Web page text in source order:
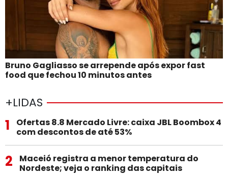
Bruno Gagliasso se arrepende após expor fast
food que fechou 10 minutos antes
+LIDAS
1
Ofertas 8.8 Mercado Livre: caixa JBL Boombox 4
com descontos de até 53%
2
Maceió registra a menor temperatura do
Nordeste; veja o ranking das capitais